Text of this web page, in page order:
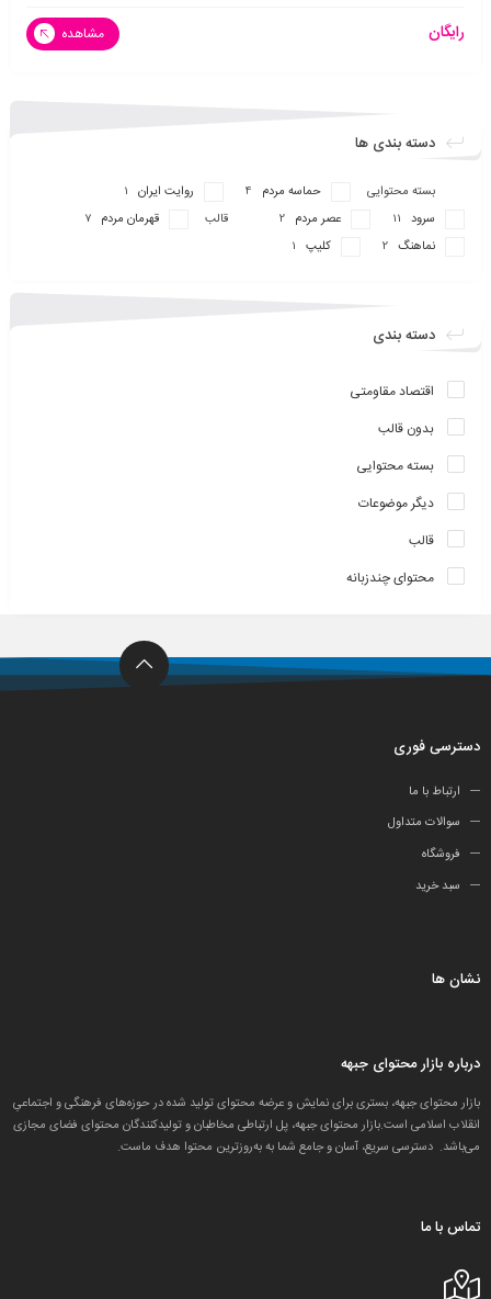
رایگان مشاهده
دسته بندی ها
بسته محتوایی حماسه مردم 4 روایت ایران 1
سرود 11 عصر مردم 2 قالب قهرمان مردم 7
نماهنگ 2 کلیپ 1
دسته بندی
اقتصاد مقاومتی
بدون قالب
بسته محتوایی
دیگر موضوعات
قالب
محتوای چندزبانه
دسترسی فوری
ارتباط با ما
سوالات متداول
فروشگاه
سبد خرید
نشان ها
درباره بازار محتوای جبهه
بازار محتوای جبهه، بستری برای نمایش و عرضه محتوای تولید شده در حوزه‌های فرهنگی و اجتماعیِ
انقلاب اسلامی است.بازار محتوای جبهه، پل ارتباطی مخاطبان و تولید‌کنندگان محتوای فضای مجازی
می‌باشد. دسترسی سریع، آسان و جامع شما به به‌روزترین محتوا هدف ماست.
تماس با ما